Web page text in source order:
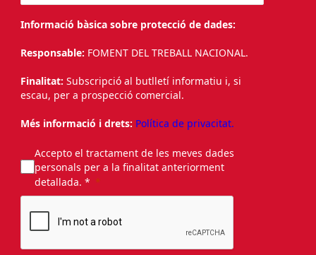
Informació bàsica sobre protecció de dades:
Responsable: FOMENT DEL TREBALL NACIONAL.
Finalitat: Subscripció al butlletí informatiu i, si
escau, per a prospecció comercial.
Més informació i drets: Política de privacitat.
Accepto el tractament de les meves dades
personals per a la finalitat anteriorment
detallada. *